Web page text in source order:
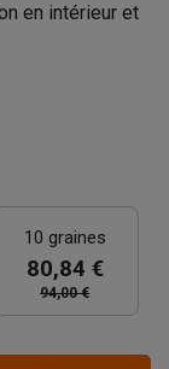
en intérieur et
10 graines
80,84 €
94,00 €